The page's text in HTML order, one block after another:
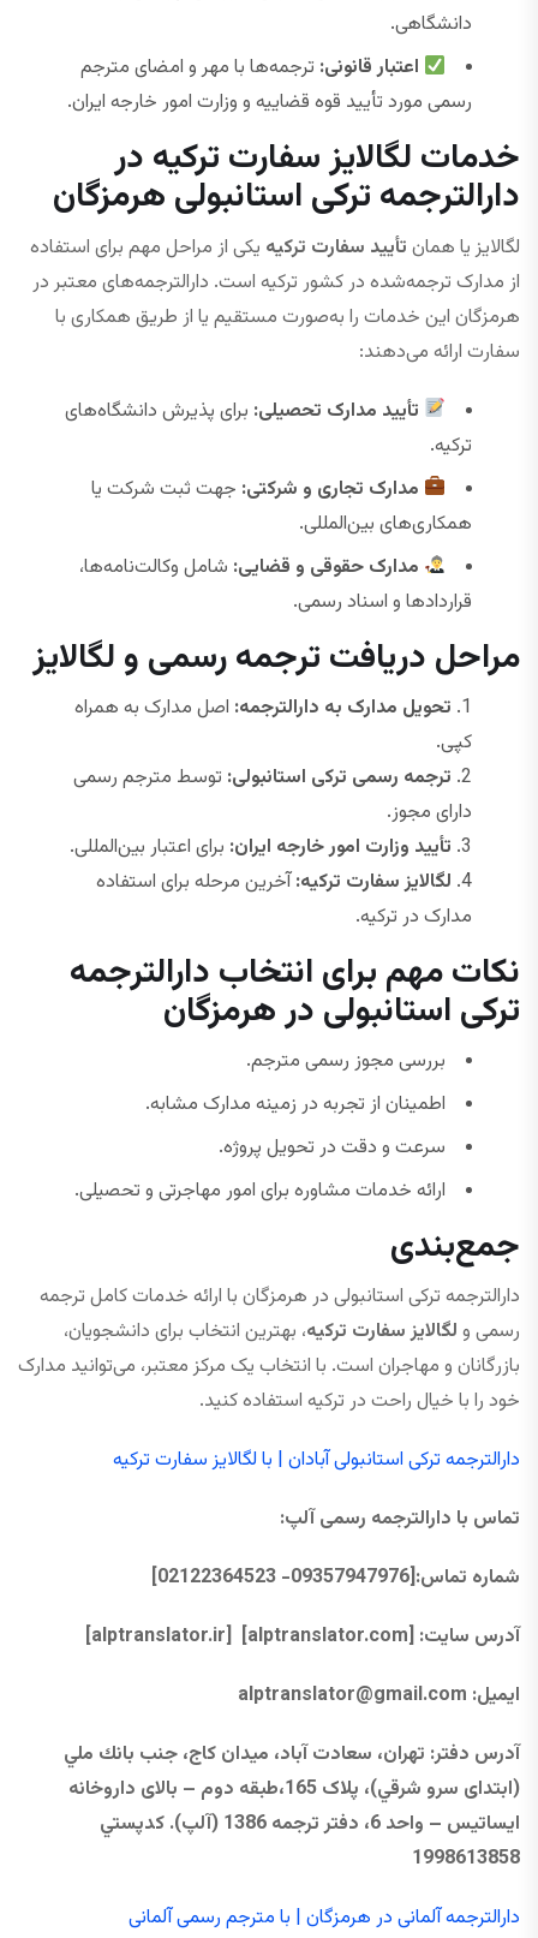
دانشگاهی.
اعتبار قانونی: ترجمه‌ها با مهر و امضای مترجم
رسمی مورد تأیید قوه قضاییه و وزارت امور خارجه ایران.
خدمات لگالایز سفارت ترکیه در
دارالترجمه ترکی استانبولی هرمزگان
لگالایز یا همان تأیید سفارت ترکیه یکی از مراحل مهم برای استفاده
از مدارک ترجمه‌شده در کشور ترکیه است. دارالترجمه‌های معتبر در
هرمزگان این خدمات را به‌صورت مستقیم یا از طریق همکاری با
سفارت ارائه می‌دهند:
تأیید مدارک تحصیلی: برای پذیرش دانشگاه‌های
ترکیه.
مدارک تجاری و شرکتی: جهت ثبت شرکت یا
همکاری‌های بین‌المللی.
مدارک حقوقی و قضایی: شامل وکالت‌نامه‌ها،
قراردادها و اسناد رسمی.
مراحل دریافت ترجمه رسمی و لگالایز
تحویل مدارک به دارالترجمه: اصل مدارک به همراه
کپی.
ترجمه رسمی ترکی استانبولی: توسط مترجم رسمی
دارای مجوز.
تأیید وزارت امور خارجه ایران: برای اعتبار بین‌المللی.
لگالایز سفارت ترکیه:آخرین مرحله برای استفاده
مدارک در ترکیه.
نکات مهم برای انتخاب دارالترجمه
ترکی استانبولی در هرمزگان
بررسی مجوز رسمی مترجم.
اطمینان از تجربه در زمینه مدارک مشابه.
سرعت و دقت در تحویل پروژه.
ارائه خدمات مشاوره برای امور مهاجرتی و تحصیلی.
جمع‌بندی
دارالترجمه ترکی استانبولی در هرمزگان با ارائه خدمات کامل ترجمه
رسمی و لگالایز سفارت ترکیه، بهترین انتخاب برای دانشجویان،
بازرگانان و مهاجران است. با انتخاب یک مرکز معتبر، می‌توانید مدارک
خود را با خیال راحت در ترکیه استفاده کنید.
دارالترجمه ترکی استانبولی آبادان | با لگالایز سفارت ترکیه
تماس با دارالترجمه رسمی آلپ:
شماره تماس:
[09357947976- 02122364523]
آدرس سایت: [alptranslator.com]
[alptranslator.ir]
ایمیل:
alptranslator@gmail.com
آدرس دفتر: تهران، سعادت آباد، ميدان كاج، جنب بانك ملي
(ابتدای سرو شرقي)، پلاک 165،طبقه دوم – بالای داروخانه
ایساتیس – واحد 6، دفتر ترجمه 1386 (آلپ)
. كدپستي
1998613858
دارالترجمه آلمانی در هرمزگان | با مترجم رسمی آلمانی